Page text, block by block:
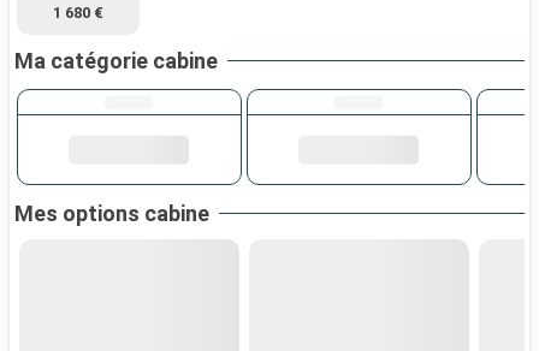
1 680 €
Ma catégorie cabine
Mes options cabine